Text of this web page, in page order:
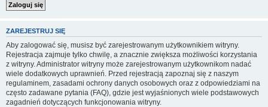
ZAREJESTRUJ SIĘ
Aby zalogować się, musisz być zarejestrowanym użytkownikiem witryny.
Rejestracja zajmuje tylko chwilę, a znacznie zwiększa możliwości korzystania
z witryny. Administrator witryny może zarejestrowanym użytkownikom nadać
wiele dodatkowych uprawnień. Przed rejestracją zapoznaj się z naszym
regulaminem, zasadami ochrony danych osobowych oraz z odpowiedziami na
często zadawane pytania (FAQ), gdzie jest wyjaśnionych wiele podstawowych
zagadnień dotyczących funkcjonowania witryny.